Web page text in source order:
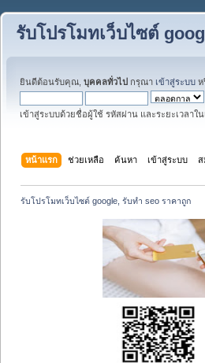
รับโปรโมทเว็บไซต์
ยินดีต้อนรับคุณ, บุคคลทั่วไป กรุณา เข้าสู่ระบบ ห
เข้าสู่ระบบด้วยชื่อผู้ใช้ รหัสผ่าน และระยะเวลาใ
หน้าแรก ช่วยเหลือ ค้นหา เข้าสู่ระบบ ส
รับโปรโมทเว็บไซต์ google, รับทำ seo ราคาถูก